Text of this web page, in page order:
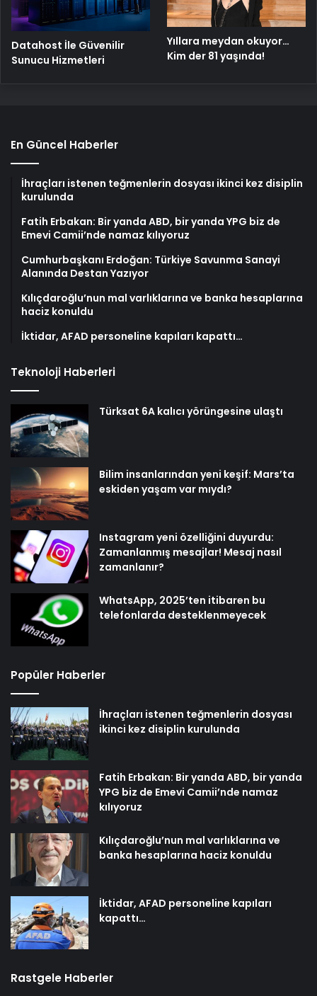
Datahost İle Güvenilir
Sunucu Hizmetleri
Yıllara meydan okuyor…
Kim der 81 yaşında!
En Güncel Haberler
İhraçları istenen teğmenlerin dosyası ikinci kez disiplin
kurulunda
Fatih Erbakan: Bir yanda ABD, bir yanda YPG biz de
Emevi Camii’nde namaz kılıyoruz
Cumhurbaşkanı Erdoğan: Türkiye Savunma Sanayi
Alanında Destan Yazıyor
Kılıçdaroğlu’nun mal varlıklarına ve banka hesaplarına
haciz konuldu
İktidar, AFAD personeline kapıları kapattı…
Teknoloji Haberleri
Türksat 6A kalıcı yörüngesine ulaştı
Bilim insanlarından yeni keşif: Mars’ta
eskiden yaşam var mıydı?
Instagram yeni özelliğini duyurdu:
Zamanlanmış mesajlar! Mesaj nasıl
zamanlanır?
WhatsApp, 2025’ten itibaren bu
telefonlarda desteklenmeyecek
Popüler Haberler
İhraçları istenen teğmenlerin dosyası
ikinci kez disiplin kurulunda
Fatih Erbakan: Bir yanda ABD, bir yanda
YPG biz de Emevi Camii’nde namaz
kılıyoruz
Kılıçdaroğlu’nun mal varlıklarına ve
banka hesaplarına haciz konuldu
İktidar, AFAD personeline kapıları
kapattı…
Rastgele Haberler